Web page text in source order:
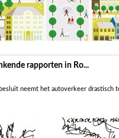
rapporten in Ro...
neemt het autoverkeer drastisch